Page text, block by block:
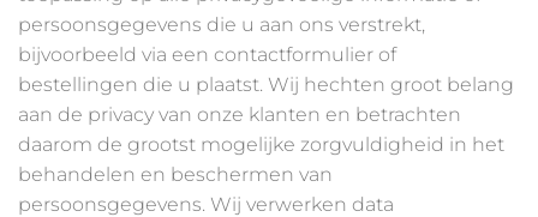
persoonsgegevens die u aan ons verstrekt,
bijvoorbeeld via een contactformulier of
bestellingen die u plaatst. Wij hechten groot belang
aan de privacy van onze klanten en betrachten
daarom de grootst mogelijke zorgvuldigheid in het
behandelen en beschermen van
persoonsgegevens. Wij verwerken data